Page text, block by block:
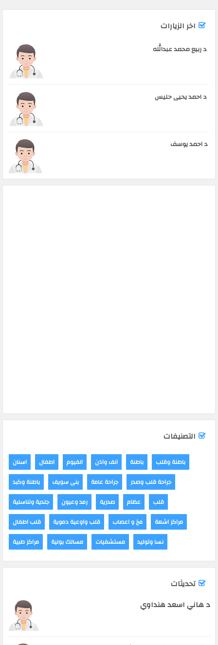
اخر الزيارات
د ربيع محمد عبدالله
د احمد يحيى حليس
د احمد يوسف
التصنيفات
اسنان اطفال الفيوم انف واذن باطنة
باطنة وقلب
باطنة وكبد
بنى سويف جراحة عامة
جراحة قلب وصدر
جلدية وتناسلية
رمد وعيون صدرية عظام
قلب
قلب اطفال
قلب واوعية دموية مخ و اعصاب
مراكز اشعة
مراكز طبية
مسالك بولية مستشفيات نسا وتوليد
تحديثات
د هاني اسعد هنداوي